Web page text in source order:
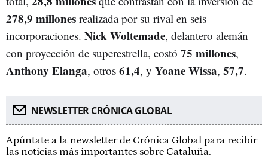
278,9 millones realizada por su rival en seis
incorporaciones. Nick Woltemade, delantero alemán
con proyección de superestrella, costó 75 millones,
Anthony Elanga, otros 61,4, y Yoane Wissa, 57,7.
NEWSLETTER CRÓNICA GLOBAL
Apúntate a la newsletter de Crónica Global para recibir
las noticias más importantes sobre Cataluña.